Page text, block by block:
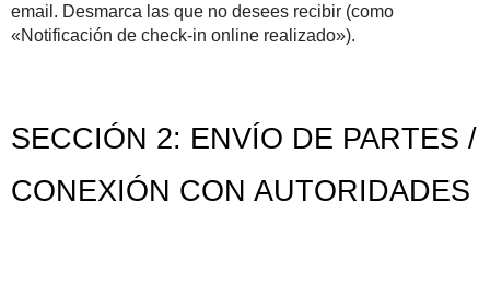
email. Desmarca las que no desees recibir (como
«Notificación de check-in online realizado»).
SECCIÓN 2: ENVÍO DE PARTES /
CONEXIÓN CON AUTORIDADES